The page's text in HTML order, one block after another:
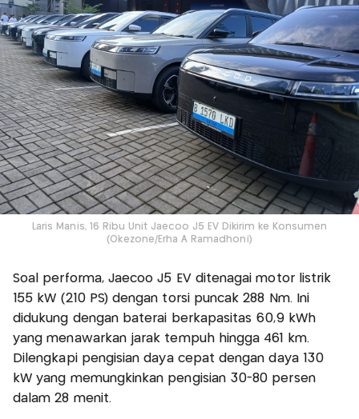
Laris Manis, 16 Ribu Unit Jaecoo J5 EV Dikirim ke Konsumen
(Okezone/Erha A Ramadhoni)
Soal performa, Jaecoo J5 EV ditenagai motor listrik
155 kW (210 PS) dengan torsi puncak 288 Nm. Ini
didukung dengan baterai berkapasitas 60,9 kWh
yang menawarkan jarak tempuh hingga 461 km.
Dilengkapi pengisian daya cepat dengan daya 130
kW yang memungkinkan pengisian 30-80 persen
dalam 28 menit.